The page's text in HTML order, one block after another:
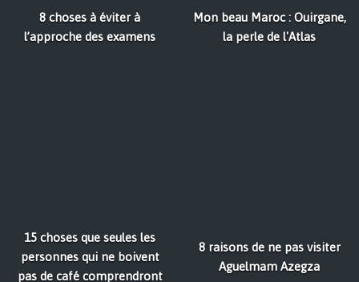
8 choses à éviter à
l’approche des examens
Mon beau Maroc : Ouirgane,
la perle de l'Atlas
15 choses que seules les
personnes qui ne boivent
pas de café comprendront
8 raisons de ne pas visiter
Aguelmam Azegza